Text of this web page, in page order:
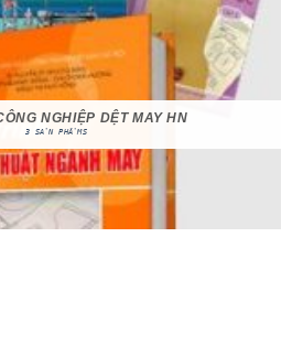
NGHIỆP DỆT MAY HN
3 SẢN PHẨMS